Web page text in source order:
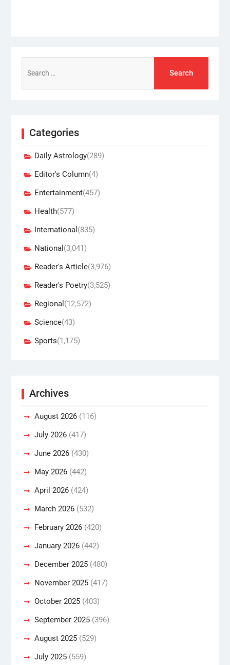
for:
Categories
Daily Astrology(289)
Editor's Column(4)
Entertainment(457)
Health(577)
International (835)
National (3,041)
Reader's Article(3,976)
Reader's Poetry(3,525)
Regional (12,572)
Science(43)
Sports(1,175)
Archives
August 2026(116)
July 2026(417)
June 2026(430)
May 2026(442)
April 2026(424)
March 2026(532)
February 2026(420)
January 2026(442)
December 2025(480)
November 2025(417)
October 2025(403)
September 2025(396)
August 2025(529)
July 2025(559)